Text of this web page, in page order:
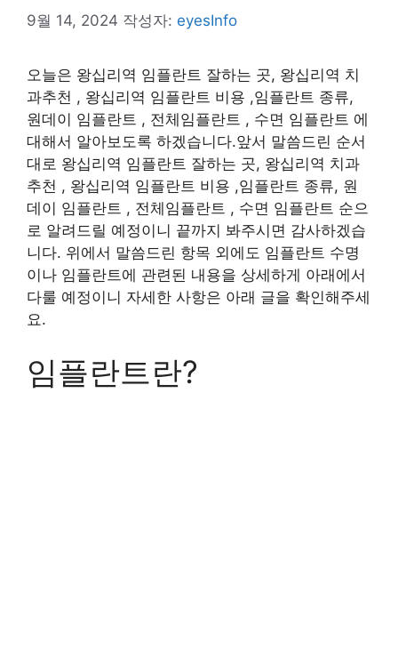
9월 14, 2024 작성자: eyesInfo
오늘은 왕십리역 임플란트 잘하는 곳, 왕십리역 치
과추천 , 왕십리역 임플란트 비용 ,임플란트 종류,
원데이 임플란트 , 전체임플란트 , 수면 임플란트 에
대해서 알아보도록 하겠습니다.앞서 말씀드린 순서
대로 왕십리역 임플란트 잘하는 곳, 왕십리역 치과
추천 , 왕십리역 임플란트 비용 ,임플란트 종류, 원
데이 임플란트 , 전체임플란트 , 수면 임플란트 순으
로 알려드릴 예정이니 끝까지 봐주시면 감사하겠습
니다. 위에서 말씀드린 항목 외에도 임플란트 수명
이나 임플란트에 관련된 내용을 상세하게 아래에서
다룰 예정이니 자세한 사항은 아래 글을 확인해주세
요.
임플란트란?